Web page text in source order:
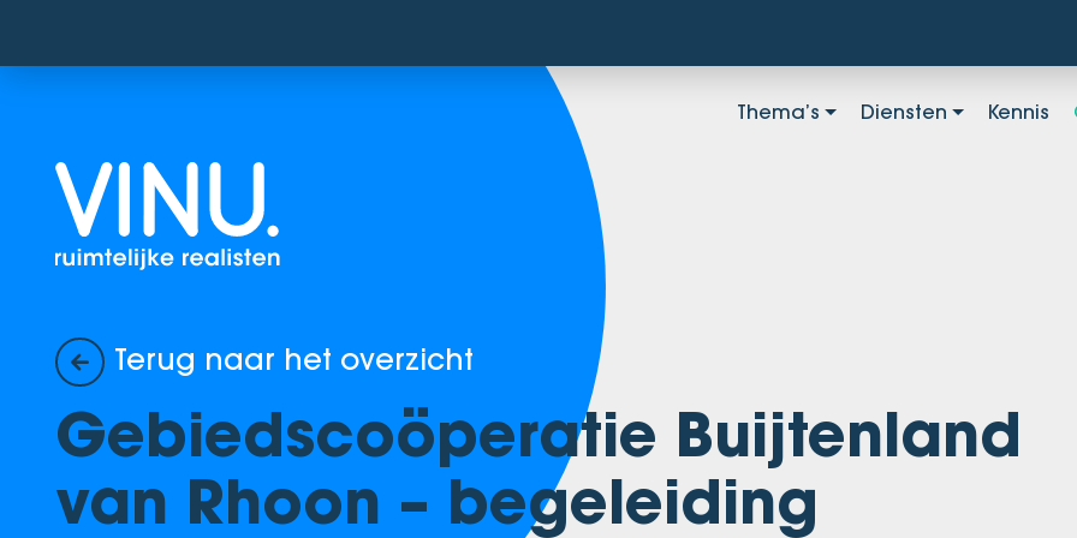
Thema’s Diensten Kennis
Terug naar het overzicht
Gebiedscoöperatie Buijtenland
van Rhoon – begeleiding